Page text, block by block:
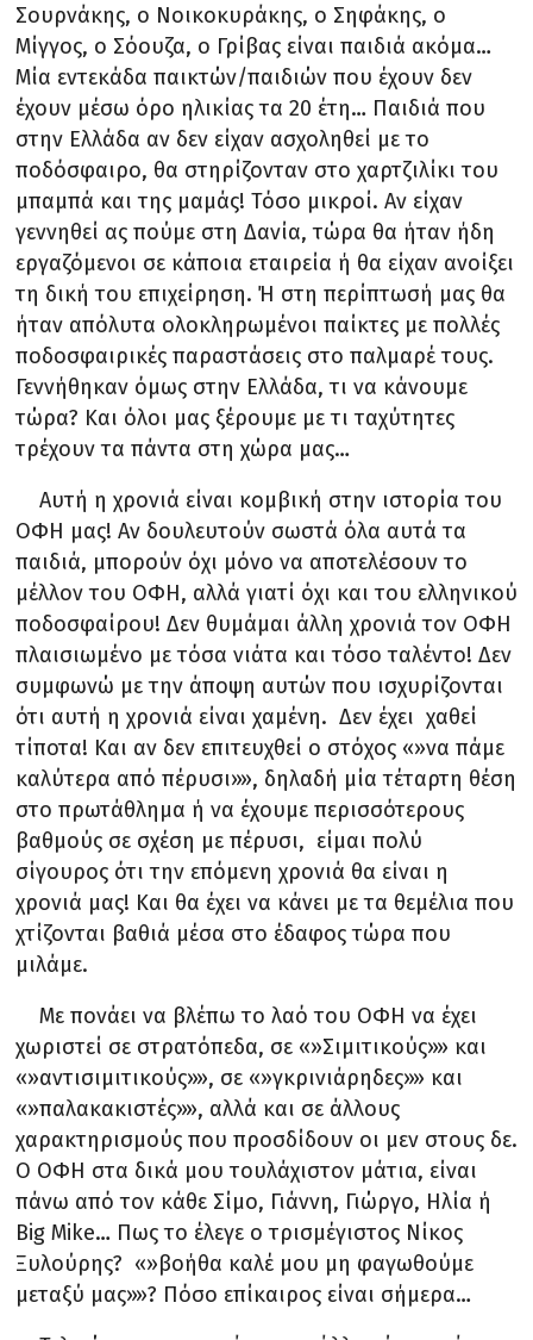
Σουρνάκης, ο Νοικοκυράκης, ο Σηφάκης, ο
Μίγγος, ο Σόουζα, ο Γρίβας είναι παιδιά ακόμα…
Μία εντεκάδα παικτών/παιδιών που έχουν δεν
έχουν μέσω όρο ηλικίας τα 20 έτη… Παιδιά που
στην Ελλάδα αν δεν είχαν ασχοληθεί με το
ποδόσφαιρο, θα στηρίζονταν στο χαρτζιλίκι του
μπαμπά και της μαμάς! Τόσο μικροί. Αν είχαν
γεννηθεί ας πούμε στη Δανία, τώρα θα ήταν ήδη
εργαζόμενοι σε κάποια εταιρεία ή θα είχαν ανοίξει
τη δική του επιχείρηση. Ή στη περίπτωσή μας θα
ήταν απόλυτα ολοκληρωμένοι παίκτες με πολλές
ποδοσφαιρικές παραστάσεις στο παλμαρέ τους.
Γεννήθηκαν όμως στην Ελλάδα, τι να κάνουμε
τώρα? Και όλοι μας ξέρουμε με τι ταχύτητες
τρέχουν τα πάντα στη χώρα μας…
Αυτή η χρονιά είναι κομβική στην ιστορία του
ΟΦΗ μας! Αν δουλευτούν σωστά όλα αυτά τα
παιδιά, μπορούν όχι μόνο να αποτελέσουν το
μέλλον του ΟΦΗ, αλλά γιατί όχι και του ελληνικού
ποδοσφαίρου! Δεν θυμάμαι άλλη χρονιά τον ΟΦΗ
πλαισιωμένο με τόσα νιάτα και τόσο ταλέντο! Δεν
συμφωνώ με την άποψη αυτών που ισχυρίζονται
ότι αυτή η χρονιά είναι χαμένη. Δεν έχει χαθεί
τίποτα! Και αν δεν επιτευχθεί ο στόχος «»να πάμε
καλύτερα από πέρυσι»», δηλαδή μία τέταρτη θέση
στο πρωτάθλημα ή να έχουμε περισσότερους
βαθμούς σε σχέση με πέρυσι, είμαι πολύ
σίγουρος ότι την επόμενη χρονιά θα είναι η
χρονιά μας! Και θα έχει να κάνει με τα θεμέλια που
χτίζονται βαθιά μέσα στο έδαφος τώρα που
μιλάμε.
Με πονάει να βλέπω το λαό του ΟΦΗ να έχει
χωριστεί σε στρατόπεδα, σε «»Σιμιτικούς»» και
«»αντισιμιτικούς»», σε «»γκρινιάρηδες»» και
«»παλακακιστές»», αλλά και σε άλλους
χαρακτηρισμούς που προσδίδουν οι μεν στους δε.
Ο ΟΦΗ στα δικά μου τουλάχιστον μάτια, είναι
πάνω από τον κάθε Σίμο, Γιάννη, Γιώργο, Ηλία ή
Big Mike… Πως το έλεγε ο τρισμέγιστος Νίκος
Ξυλούρης? «»βοήθα καλέ μου μη φαγωθούμε
μεταξύ μας»»? Πόσο επίκαιρος είναι σήμερα…